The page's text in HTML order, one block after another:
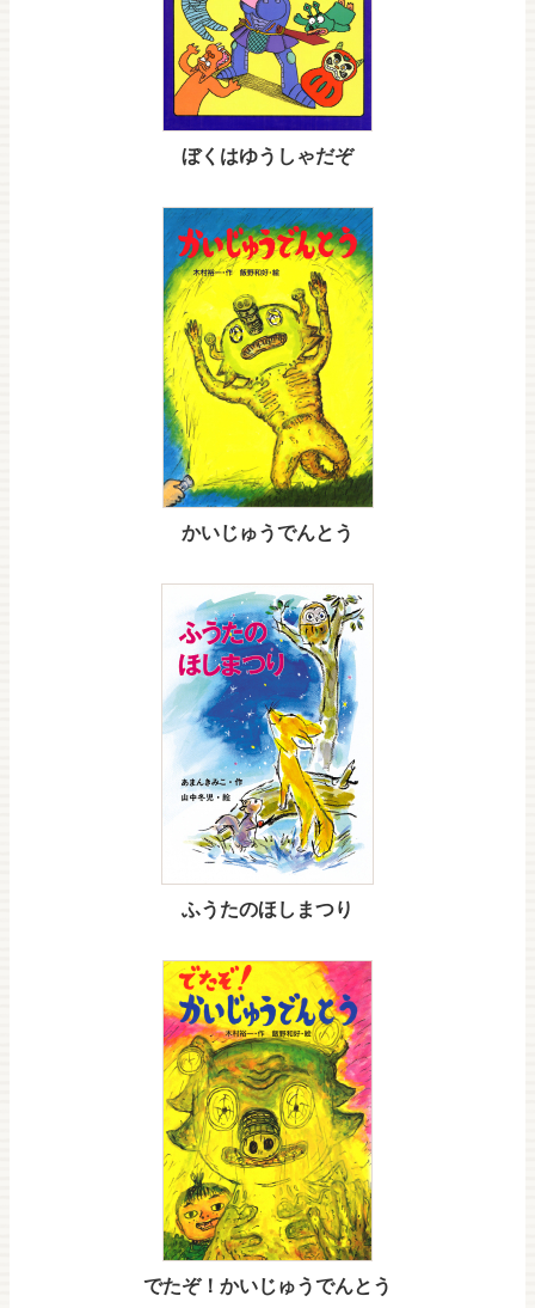
ぼくはゆうしゃだぞ
かいじゅうでんとう
ふうたのほしまつり
でたぞ！かいじゅうでんとう